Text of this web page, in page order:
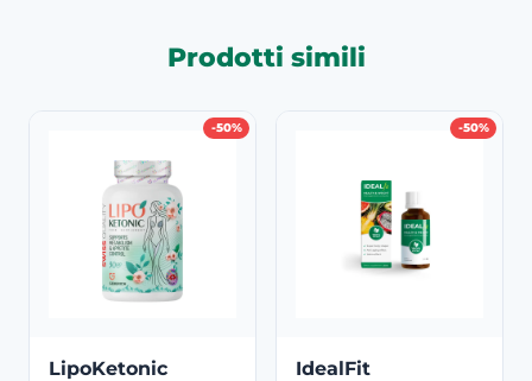
Prodotti simili
-50%
LipoKetonic
-50%
IdealFit